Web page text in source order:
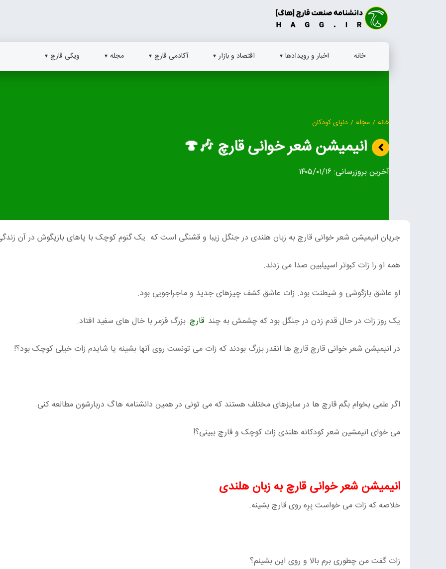
خانه اخبار و رویدادها اقتصاد و بازار آکادمی قارچ مجله ویکی قارچ
خانه / مجله / دنیای کودکان
انیمیشن شعر خوانی قارچ 🎶🍄
آخرین بروزرسانی: ۱۴۰۵/۰۱/۱۶
جریان انیمیشن شعر خوانی قارچ به زبان هلندی در جنگل زیبا و قشنگی است که یک گنوم کوچک با پاهای بازیگوش در آن
همه او را زات کبوتر اسپیلبین صدا می زدند.
او عاشق بازگوشی و شیطنت بود. زات عاشق کشف چیزهای جدید و ماجراجویی بود.
یک روز زات در حال قدم زدن در جنگل بود که چشمش به چند قارچ بزرگ قزمر با خال های سفید افتاد.
در انیمیشن شعر خوانی قارچ قارچ ها انقدر بزرگ بودند که زات می تونست روی آنها بشینه یا شایدم زات خیلی کوچک بود؟!
اگر علمی بخوام بگم قارچ ها در سایزهای مختلف هستند که می تونی در همین دانشنامه هاگ دربارشون مطالعه کنی.
می خوای انیمشین شعر کودکانه هلندی زات کوچک و قارچ ببینی؟!
انیمیشن شعر خوانی قارچ به زبان هلندی
خلاصه که زات می خواست بِرِه روی قارچ بشینه.
زات گفت من چطوری برم بالا و روی این بشینم؟